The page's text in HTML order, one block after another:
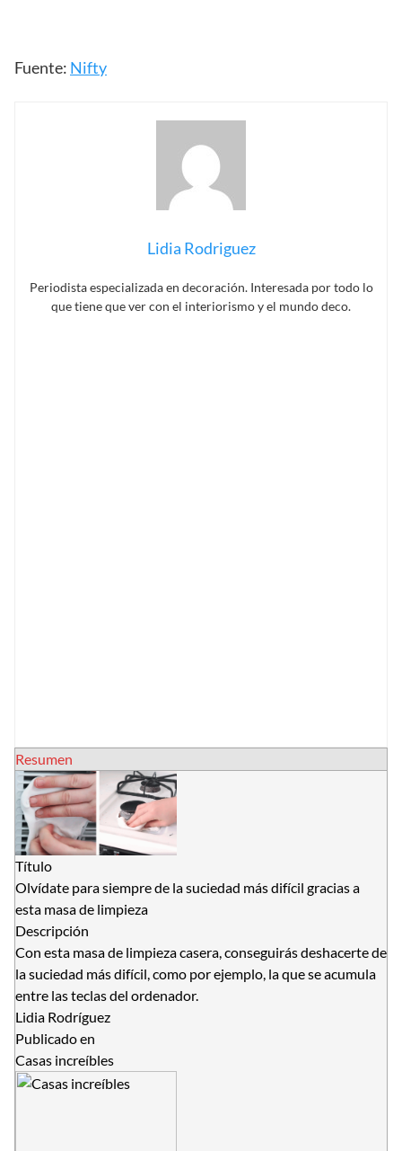
Fuente: Nifty
Lidia Rodriguez
Periodista especializada en decoración. Interesada por todo lo
que tiene que ver con el interiorismo y el mundo deco.
Resumen
Título
Olvídate para siempre de la suciedad más difícil gracias a
esta masa de limpieza
Descripción
Con esta masa de limpieza casera, conseguirás deshacerte de
la suciedad más difícil, como por ejemplo, la que se acumula
entre las teclas del ordenador.
Lidia Rodríguez
Publicado en
Casas increíbles